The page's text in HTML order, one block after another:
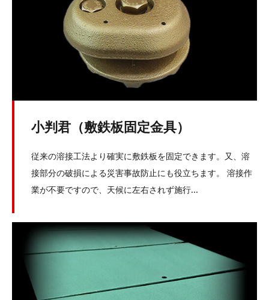
小判君（敷鉄板固定金具）
従来の溶接工法より確実に敷鉄板を固定できます。又、溶
接部分の破損による災害事故防止にも役立ちます。 溶接作
業が不要ですので、天候に左右されず施行...